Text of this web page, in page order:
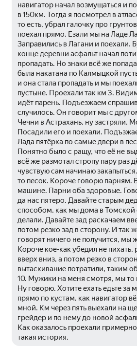
навигатор начал возмущаться и
в 150км. Тогда я посмотрел в
то есть, убрал галочку про
поехал прямо. Езали мы на Ладе
Заправились в Лагани и поехали.
конце деревни асфальт начал
пропадать. Но знаки всë же
была накатана по Калмыцкой
и она стала пропадать и мы
пустыне. Проехали так км 3.
идëт парень. Подъезжаем
случилось. Он говорит мы с
Чечни в Астрахань, ну застряли.
Посадили его и поехали.
Лада пятëрка по самые двери в
Понятно было с ращу, что еë не
всë же размотал стропу пару раз
чувствую сам начинаю
то песок. Короче говорю парням.
машине. Парни оба здоровые.
да нас пятеро. Давайте старым
способом, как мы дома в Томской
делали. Давайте зад раскачаем
потом резко зад в сторону. И так
говорят ничего не получится, мы
Короче кое-как убедил не пихать,
вверх вниз, а потом резко в
вытаскивание потратили, таким
10. Мужики на меня смотря, мы то
Ну говорю. Хотите ехать едьте за
прямо по кустам, как навигатор
мной. Км через пять выехали на
грейдер и по нему до новой
Как оказалось проехали
такая история.